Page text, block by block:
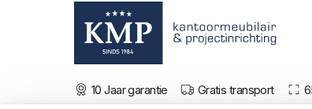
10 Jaar garantie Gratis transport